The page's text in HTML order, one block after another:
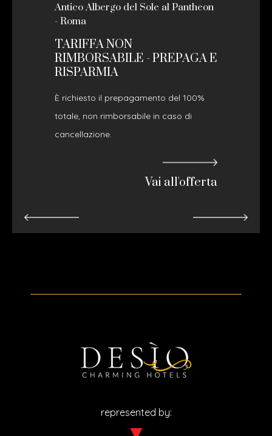
Antico Albergo del Sole al Pantheon
- Roma
TARIFFA NON
RIMBORSABILE - PREPAGA E
RISPARMIA
È richiesto il prepagamento del 100%
totale, non rimborsabile in caso di
cancellazione.
Vai all'offerta
represented by: